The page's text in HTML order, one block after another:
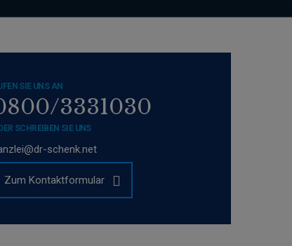
SIE UNS AN
3331030
SCHREIBEN SIE UNS
schenk.net
Zum Kontaktformular